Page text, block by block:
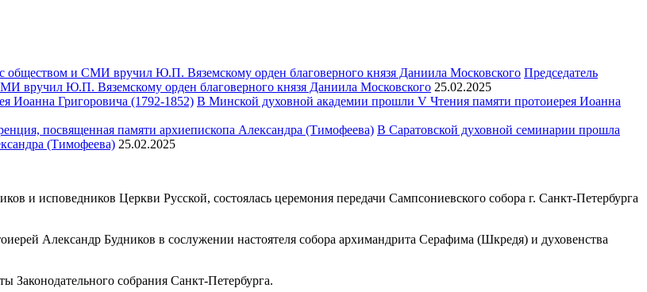
Председатель
вручил Ю.П. Вяземскому орден благоверного князя Даниила Московского 25.02.2025
В Минской духовной академии прошли V Чтения памяти протоиерея Иоанна
В Саратовской духовной семинарии прошла
(Тимофеева) 25.02.2025
и исповедников Церкви Русской, состоялась церемония передачи Сампсониевского собора г. Санкт-Петербурга
Александр Будников в сослужении настоятеля собора архимандрита Серафима (Шкредя) и духовенства
Законодательного собрания Санкт-Петербурга.